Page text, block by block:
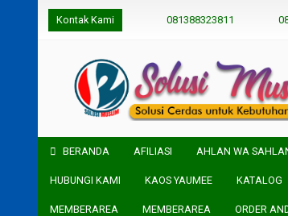
Kontak Kami 081388323811
BERANDA AFILIASI AHLAN WA
HUBUNGI KAMI KAOS YAUMEE KATALOG
MEMBERAREA MEMBERAREA ORDER